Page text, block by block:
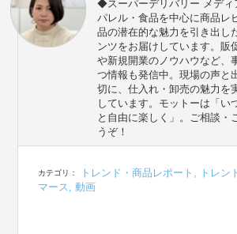
◆スーパーデリバリー メデ
パレル・食品を中心に商品レ
品の潜在的な魅力を引き出し
ンツをお届けしています。販
や新規開業のノウハウなど、
つ情報も発信中。現場の声と
切に、仕入れ・卸売の魅力を
しています。モットーは「い
と自由に楽しく」。ご相談・
うぞ！
カテゴリ： トレンド・商品レポート トレン
マース
,動画